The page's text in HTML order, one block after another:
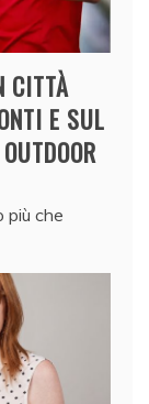
CITTÀ
E SUL
più che